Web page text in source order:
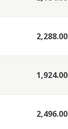
2,288.00
1,924.00
2,496.00